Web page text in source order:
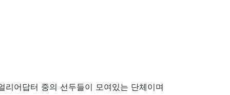
어답터 중의 선두들이 모여있는 단체이며